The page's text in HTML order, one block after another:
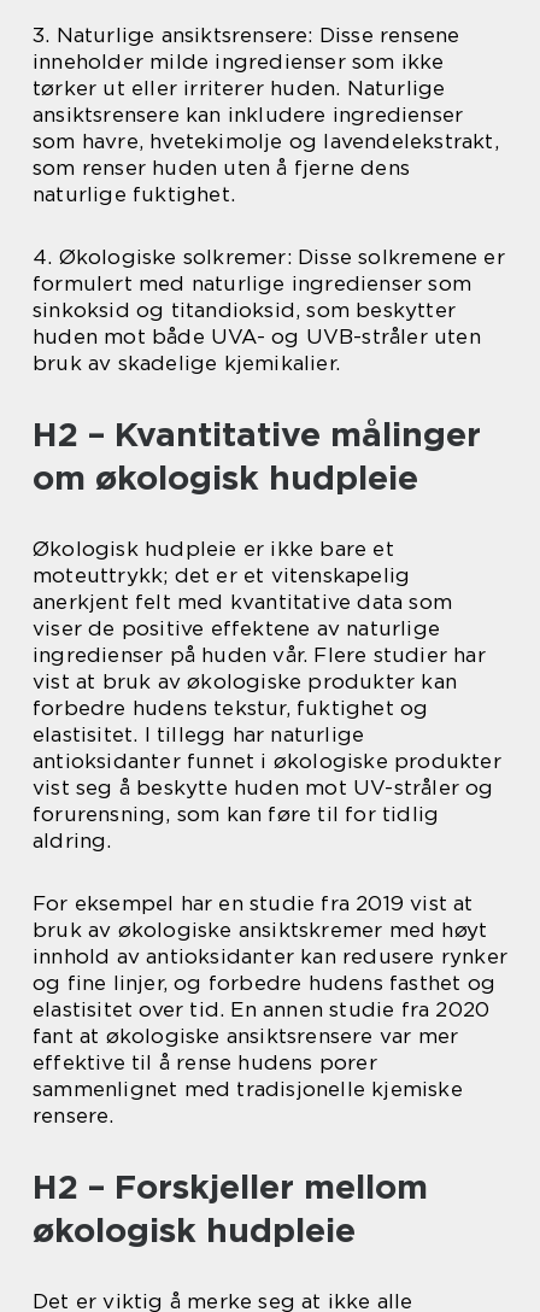
3. Naturlige ansiktsrensere: Disse rensene
inneholder milde ingredienser som ikke
tørker ut eller irriterer huden. Naturlige
ansiktsrensere kan inkludere ingredienser
som havre, hvetekimolje og lavendelekstrakt,
som renser huden uten å fjerne dens
naturlige fuktighet.
4. Økologiske solkremer: Disse solkremene er
formulert med naturlige ingredienser som
sinkoksid og titandioksid, som beskytter
huden mot både UVA- og UVB-stråler uten
bruk av skadelige kjemikalier.
H2 – Kvantitative målinger
om økologisk hudpleie
Økologisk hudpleie er ikke bare et
moteuttrykk; det er et vitenskapelig
anerkjent felt med kvantitative data som
viser de positive effektene av naturlige
ingredienser på huden vår. Flere studier har
vist at bruk av økologiske produkter kan
forbedre hudens tekstur, fuktighet og
elastisitet. I tillegg har naturlige
antioksidanter funnet i økologiske produkter
vist seg å beskytte huden mot UV-stråler og
forurensning, som kan føre til for tidlig
aldring.
For eksempel har en studie fra 2019 vist at
bruk av økologiske ansiktskremer med høyt
innhold av antioksidanter kan redusere rynker
og fine linjer, og forbedre hudens fasthet og
elastisitet over tid. En annen studie fra 2020
fant at økologiske ansiktsrensere var mer
effektive til å rense hudens porer
sammenlignet med tradisjonelle kjemiske
rensere.
H2 – Forskjeller mellom
økologisk hudpleie
Det er viktig å merke seg at ikke alle